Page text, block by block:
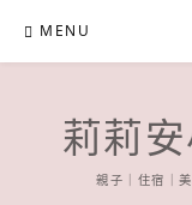
content
MENU
莉莉
親子｜住宿｜